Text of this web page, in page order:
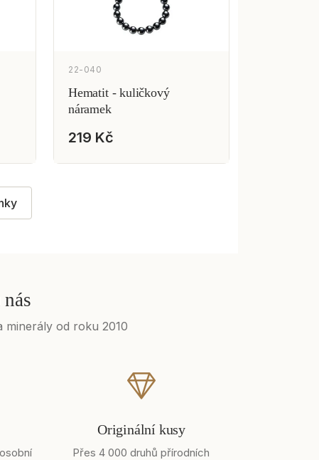
22-040
Hematit - kuličkový
náramek
219 Kč
minerály od roku 2010
Originální kusy
Přes 4 000 druhů přírodních